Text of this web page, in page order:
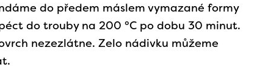
do předem máslem vymazané formy
do trouby na 200 °C po dobu 30 minut.
nezezlátne. Zelo nádivku můžeme